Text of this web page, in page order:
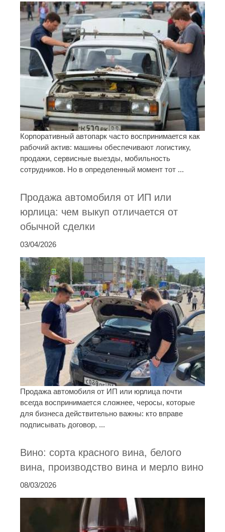
Корпоративный автопарк часто воспринимается как
рабочий актив: машины обеспечивают логистику,
продажи, сервисные выезды, мобильность
сотрудников. Но в определенный момент тот ...
Продажа автомобиля от ИП или
юрлица: чем выкуп отличается от
обычной сделки
03/04/2026
Продажа автомобиля от ИП или юрлица почти
всегда воспринимается сложнее, черосы, которые
для бизнеса действительно важны: кто вправе
подписывать договор, ...
Вино: сорта красного вина, белого
вина, производство вина и мерло вино
08/03/2026